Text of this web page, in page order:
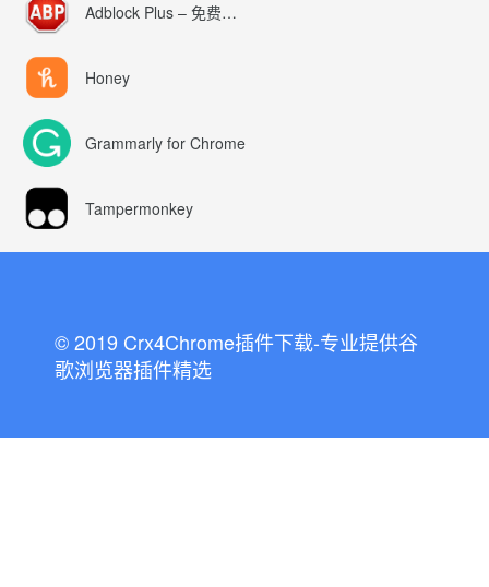
Adblock Plus – 免费的广告拦截器
Honey
Grammarly for Chrome
Tampermonkey
© 2019 Crx4Chrome插件下载-专业提供谷
歌浏览器插件精选